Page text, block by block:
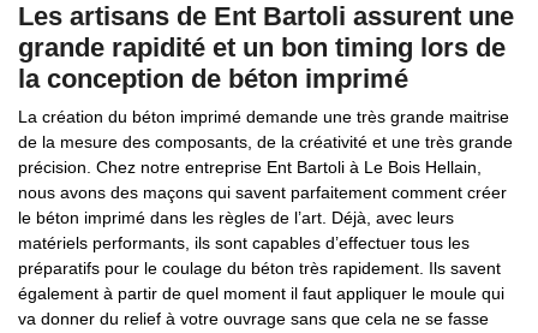
Les artisans de Ent Bartoli assurent une
grande rapidité et un bon timing lors de
la conception de béton imprimé
La création du béton imprimé demande une très grande maitrise
de la mesure des composants, de la créativité et une très grande
précision. Chez notre entreprise Ent Bartoli à Le Bois Hellain,
nous avons des maçons qui savent parfaitement comment créer
le béton imprimé dans les règles de l’art. Déjà, avec leurs
matériels performants, ils sont capables d’effectuer tous les
préparatifs pour le coulage du béton très rapidement. Ils savent
également à partir de quel moment il faut appliquer le moule qui
va donner du relief à votre ouvrage sans que cela ne se fasse